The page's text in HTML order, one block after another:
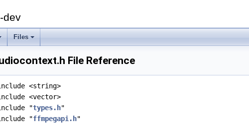
dev
Files
File Reference
<string>
<vector>
"types.h"
"ffmpegapi.h"